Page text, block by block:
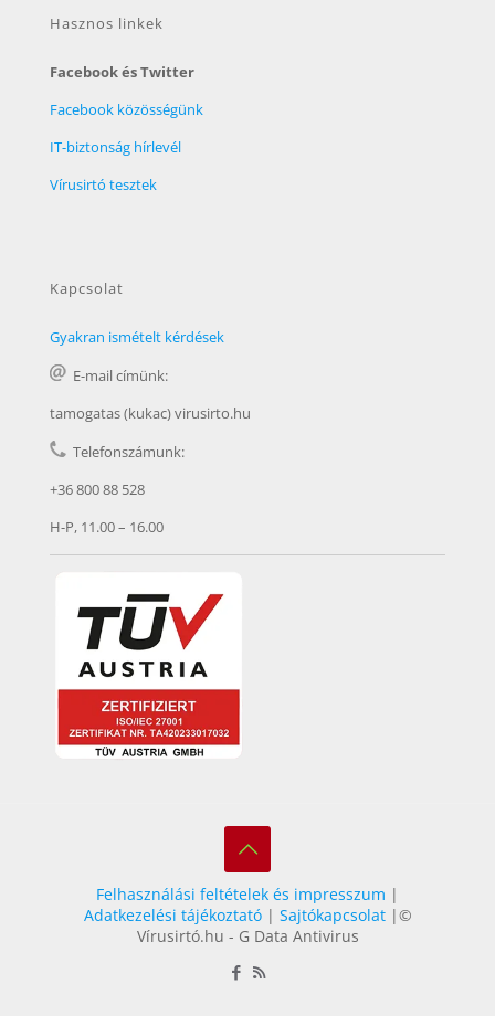
Hasznos linkek
Facebook és Twitter
Facebook közösségünk
IT-biztonság hírlevél
Vírusirtó tesztek
Kapcsolat
Gyakran ismételt kérdések
E-mail címünk:
tamogatas (kukac) virusirto.hu
Telefonszámunk:
+36 800 88 528
H-P, 11.00 – 16.00
Felhasználási feltételek és impresszum |
Adatkezelési tájékoztató| Sajtókapcsolat|©
Vírusirtó.hu - G Data Antivirus